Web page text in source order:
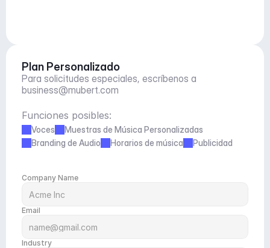
Plan Personalizado
business@mubert.com
Funciones posibles:
Voces
Muestras de Música Personalizadas
Branding de Audio
Horarios de música Publicidad
Company Name
Email
Industry